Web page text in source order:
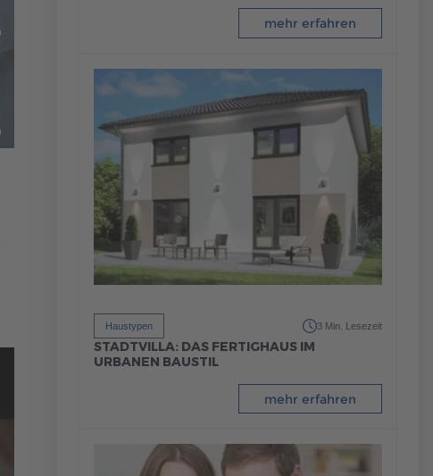
mehr erfahren
Haustypen 3 Min. Lesezeit
STADTVILLA: DAS FERTIGHAUS IM
URBANEN BAUSTIL
mehr erfahren